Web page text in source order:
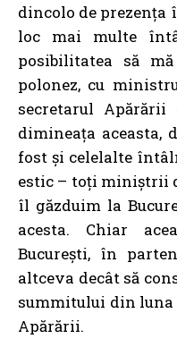
dincolo de prezența
loc mai multe
posibilitatea să
polonez, cu
secretarul
dimineața aceasta,
fost și celelalte
estic – toți miniștrii
îl găzduim la
acesta. Chiar
București, în
altceva decât să
summitului din
Apărării.